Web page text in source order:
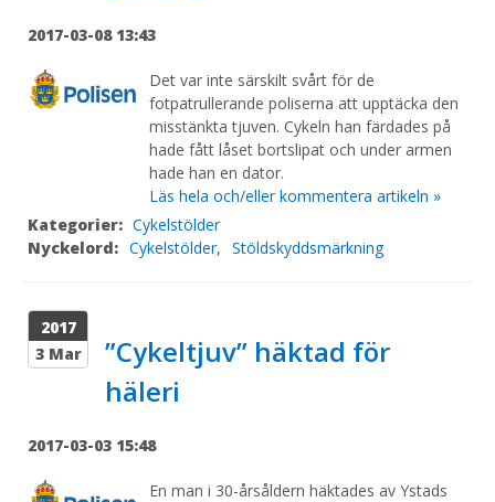
2017-03-08 13:43
Det var inte särskilt svårt för de
fotpatrullerande poliserna att upptäcka den
misstänkta tjuven. Cykeln han färdades på
hade fått låset bortslipat och under armen
hade han en dator.
Läs hela och/eller kommentera artikeln »
Kategorier: Cykelstölder
Nyckelord: Cykelstölder, Stöldskyddsmärkning
2017
3 Mar
”Cykeltjuv” häktad för
häleri
2017-03-03 15:48
En man i 30-årsåldern häktades av Ystads